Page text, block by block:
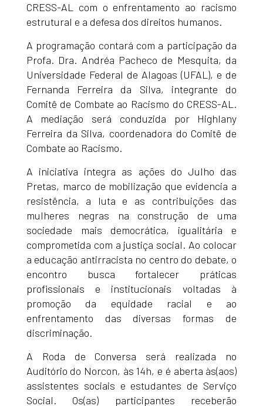
CRESS-AL com o enfrentamento ao racismo
estrutural e a defesa dos direitos humanos.
A programação contará com a participação da
Profa. Dra. Andréa Pacheco de Mesquita, da
Universidade Federal de Alagoas (UFAL), e de
Fernanda Ferreira da Silva, integrante do
Comitê de Combate ao Racismo do CRESS-AL.
A mediação será conduzida por Highlany
Ferreira da Silva, coordenadora do Comitê de
Combate ao Racismo.
A iniciativa integra as ações do Julho das
Pretas, marco de mobilização que evidencia a
resistência, a luta e as contribuições das
mulheres negras na construção de uma
sociedade mais democrática, igualitária e
comprometida com a justiça social. Ao colocar
a educação antirracista no centro do debate, o
encontro busca fortalecer práticas
profissionais e institucionais voltadas à
promoção da equidade racial e ao
enfrentamento das diversas formas de
discriminação.
A Roda de Conversa será realizada no
Auditório do Norcon, às 14h, e é aberta às(aos)
assistentes sociais e estudantes de Serviço
Social. Os(as) participantes receberão